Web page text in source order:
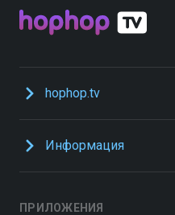
hophop.tv
Информация
ПРИЛОЖЕНИЯ